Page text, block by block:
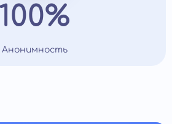
100%
Анонимность